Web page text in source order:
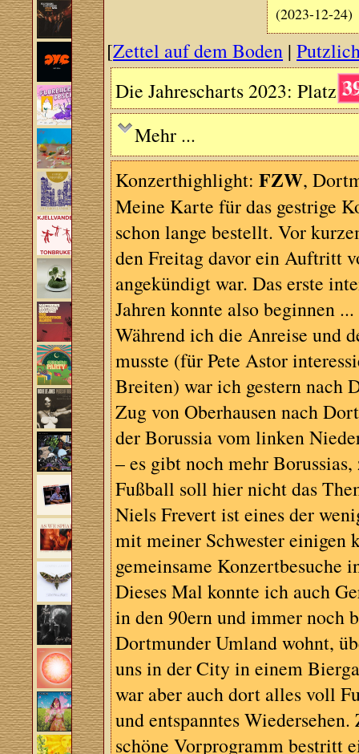
(2023-12-24)
[Zettel auf dem Boden |
Die Jahrescharts 2023: Platz
Mehr ...
Konzerthighlight:FZW,
Meine Karte für das gestrige
schon lange bestellt. Vor
den Freitag davor ein Auftritt
angekündigt war. Das erste
Jahren konnte also beginnen ...
Während ich die Anreise und
musste (für Pete Astor
Breiten) war ich gestern nach
Zug von Oberhausen nach
der Borussia vom linken
– es gibt noch mehr
Fußball soll hier nicht das
Niels Frevert ist eines der
mit meiner Schwester einigen
gemeinsame Konzertbesuche
Dieses Mal konnte ich auch
in den 90ern und immer noch
Dortmunder Umland wohnt,
uns in der City in einem
war aber auch dort alles voll
und entspanntes
schöne Vorprogramm bestritt